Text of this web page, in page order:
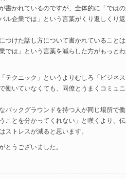
書かれているのですが、全体的に「では
ル企業では」という言葉がくり返しくり
つけた話し方について書かれていること
では」という言葉を減らした方がもっと
テクニック」というよりむしろ「ビジネ
働いていなくても、同僚とうまくコミュ
バックグラウンドを持つ人が同じ場所で
ことを分かってくれない」と嘆くより、
ストレスが減ると思います。
とうございました。